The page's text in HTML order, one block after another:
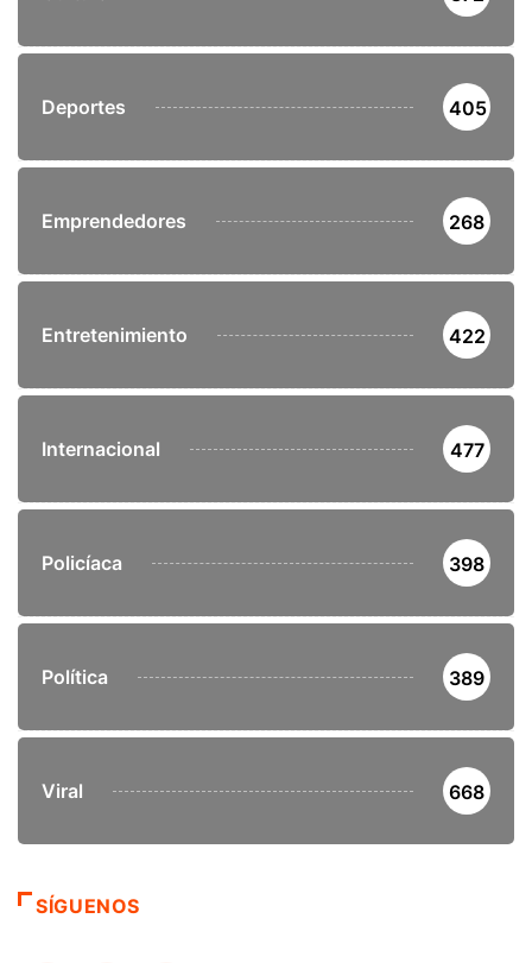
Deportes 405
Emprendedores 268
Entretenimiento 422
Internacional 477
Policíaca 398
Política 389
Viral 668
SÍGUENOS